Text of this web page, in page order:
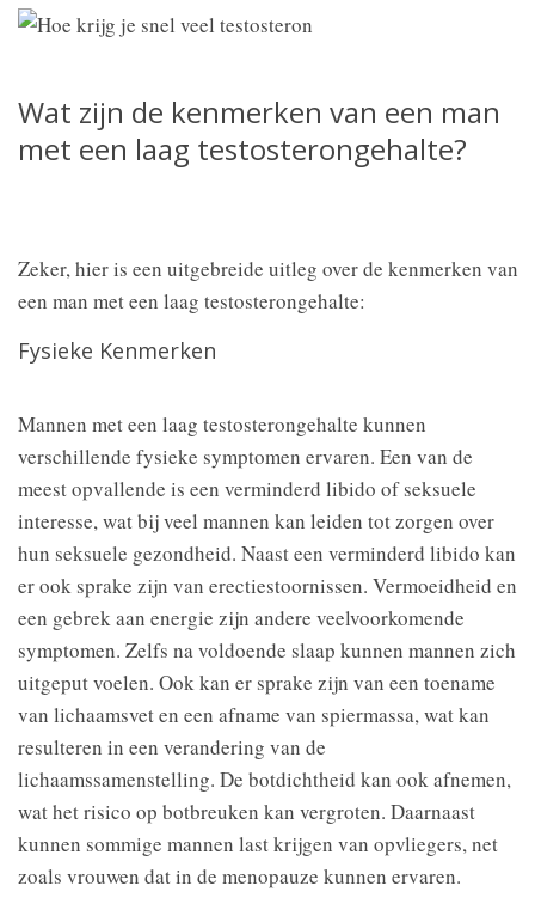
Wat zijn de kenmerken van een man
met een laag testosterongehalte?
Zeker, hier is een uitgebreide uitleg over de kenmerken van
een man met een laag testosterongehalte:
Fysieke Kenmerken
Mannen met een laag testosterongehalte kunnen
verschillende fysieke symptomen ervaren. Een van de
meest opvallende is een verminderd libido of seksuele
interesse, wat bij veel mannen kan leiden tot zorgen over
hun seksuele gezondheid. Naast een verminderd libido kan
er ook sprake zijn van erectiestoornissen. Vermoeidheid en
een gebrek aan energie zijn andere veelvoorkomende
symptomen. Zelfs na voldoende slaap kunnen mannen zich
uitgeput voelen. Ook kan er sprake zijn van een toename
van lichaamsvet en een afname van spiermassa, wat kan
resulteren in een verandering van de
lichaamssamenstelling. De botdichtheid kan ook afnemen,
wat het risico op botbreuken kan vergroten. Daarnaast
kunnen sommige mannen last krijgen van opvliegers, net
zoals vrouwen dat in de menopauze kunnen ervaren.